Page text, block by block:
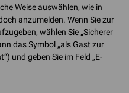
Weise auswählen, wie in
anzumelden. Wenn Sie zur
wählen Sie „Sicherer
das Symbol „als Gast zur
und geben Sie im Feld „E-